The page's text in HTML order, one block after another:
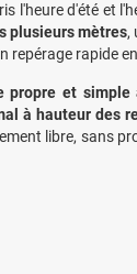
l'heure d'été et
plusieurs mètres,
repérage rapide
propre et simple
à hauteur des
libre, sans